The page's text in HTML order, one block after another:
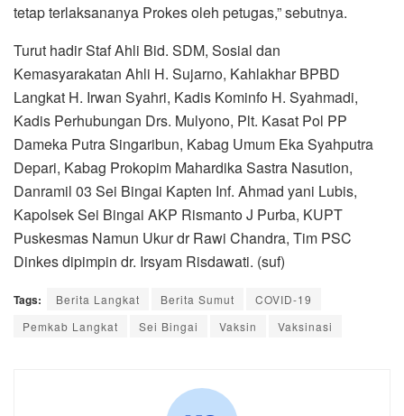
tetap terlaksananya Prokes oleh petugas,” sebutnya.
Turut hadir Staf Ahli Bid. SDM, Sosial dan
Kemasyarakatan Ahli H. Sujarno, Kahlakhar BPBD
Langkat H. Irwan Syahri, Kadis Kominfo H. Syahmadi,
Kadis Perhubungan Drs. Mulyono, Plt. Kasat Pol PP
Dameka Putra Singaribun, Kabag Umum Eka Syahputra
Depari, Kabag Prokopim Mahardika Sastra Nasution,
Danramil 03 Sei Bingai Kapten Inf. Ahmad yani Lubis,
Kapolsek Sei Bingai AKP Rismanto J Purba, KUPT
Puskesmas Namun Ukur dr Rawi Chandra, Tim PSC
Dinkes dipimpin dr. Irsyam Risdawati. (suf)
Tags: Berita Langkat Berita Sumut
COVID-19
Pemkab Langkat
Sei Bingai Vaksin Vaksinasi